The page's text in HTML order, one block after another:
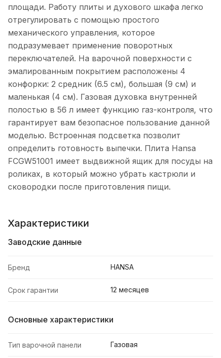
площади. Работу плиты и духового шкафа легко
отрегулировать с помощью простого
механического управления, которое
подразумевает применение поворотных
переключателей. На варочной поверхности с
эмалированным покрытием расположены 4
конфорки: 2 средник (6.5 см), большая (9 см) и
маленькая (4 см). Газовая духовка внутренней
полостью в 56 л имеет функцию газ-контроля, что
гарантирует вам безопасное пользование данной
моделью. Встроенная подсветка позволит
определить готовность выпечки. Плита Hansa
FCGW51001 имеет выдвижной ящик для посуды на
роликах, в который можно убрать кастрюли и
сковородки после приготовления пищи.
Характеристики
Заводские данные
Бренд HANSA
Срок гарантии 12 месяцев
Основные характеристики
Тип варочной панели Газовая